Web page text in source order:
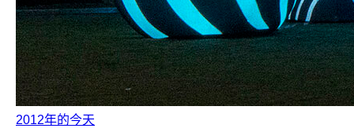
2012年的今天